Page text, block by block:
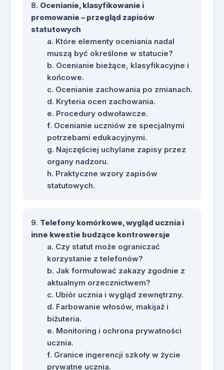
Ocenianie, klasyfikowanie i
promowanie – przegląd zapisów
statutowych
Które elementy oceniania nadal
muszą być określone w statucie?
Ocenianie bieżące, klasyfikacyjne i
końcowe.
Ocenianie zachowania po zmianach.
Kryteria ocen zachowania.
Procedury odwoławcze.
Ocenianie uczniów ze specjalnymi
potrzebami edukacyjnymi.
Najczęściej uchylane zapisy przez
organy nadzoru.
Praktyczne wzory zapisów
statutowych.
Telefony komórkowe, wygląd ucznia i
inne kwestie budzące kontrowersje
Czy statut może ograniczać
korzystanie z telefonów?
Jak formułować zakazy zgodnie z
aktualnym orzecznictwem?
Ubiór ucznia i wygląd zewnętrzny.
Farbowanie włosów, makijaż i
biżuteria.
Monitoring i ochrona prywatności
ucznia.
Granice ingerencji szkoły w życie
prywatne ucznia.